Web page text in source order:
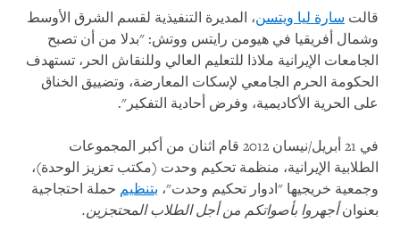
قالت سارة ليا ويتسن، المديرة التنفيذية لقسم الشرق الأوسط
وشمال أفريقيا في هيومن رايتس ووتش: "بدلا من أن تصبح
الجامعات الإيرانية ملاذا للتعليم العالي وللنقاش الحر، تستهدف
الحكومة الحرم الجامعي لإسكات المعارضة، وتضييق الخناق
على الحرية الأكاديمية، وفرض أحادية التفكير".
في 21 أبريل/نيسان 2012 قام اثنان من أكبر المجموعات
الطلابية الإيرانية، منظمة تحكيم وحدت (مكتب تعزيز الوحدة)،
وجمعية خريجيها "ادوار تحكيم وحدت"، بتنظيم حملة احتجاجية
بعنوانأجهروا بأصواتكم من أجل الطلاب المحتجزين.